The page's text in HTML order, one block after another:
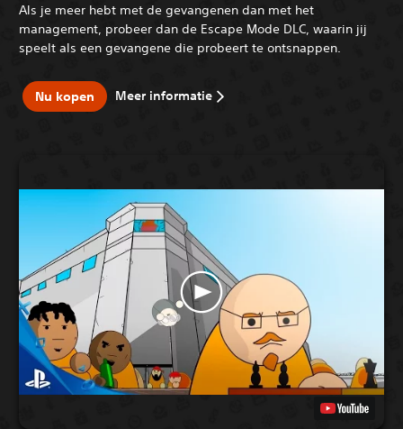
Als je meer hebt met de gevangenen dan met het
management, probeer dan de Escape Mode DLC, waarin jij
speelt als een gevangene die probeert te ontsnappen.
Nu kopen Meer informatie